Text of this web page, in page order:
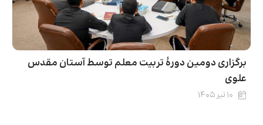
برگزاری دومین دورۀ تربیت معلم توسط آستان مقدس
علوی
۱۰ تیر ۱۴۰۵